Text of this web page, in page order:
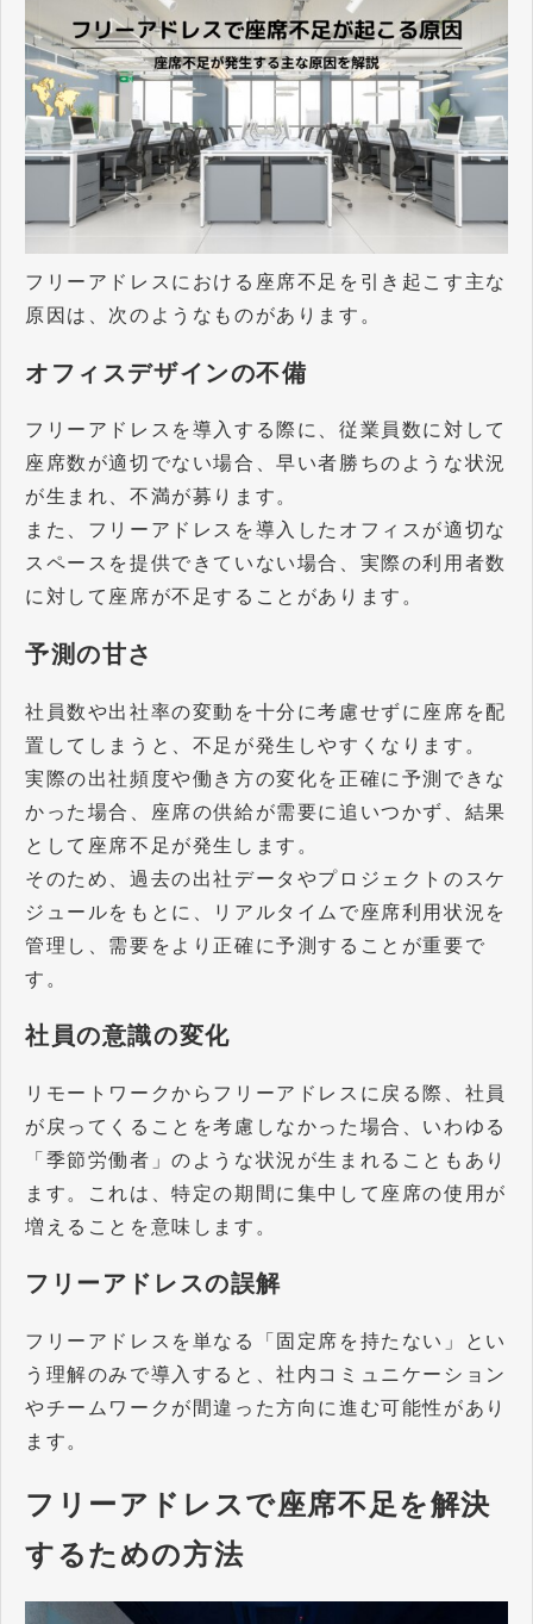
フリーアドレスにおける座席不足を引き起こす主な
原因は、次のようなものがあります。
オフィスデザインの不備
フリーアドレスを導入する際に、従業員数に対して
座席数が適切でない場合、早い者勝ちのような状況
が生まれ、不満が募ります。
また、フリーアドレスを導入したオフィスが適切な
スペースを提供できていない場合、実際の利用者数
に対して座席が不足することがあります。
予測の甘さ
社員数や出社率の変動を十分に考慮せずに座席を配
置してしまうと、不足が発生しやすくなります。
実際の出社頻度や働き方の変化を正確に予測できな
かった場合、座席の供給が需要に追いつかず、結果
として座席不足が発生します。
そのため、過去の出社データやプロジェクトのスケ
ジュールをもとに、リアルタイムで座席利用状況を
管理し、需要をより正確に予測することが重要で
す。
社員の意識の変化
リモートワークからフリーアドレスに戻る際、社員
が戻ってくることを考慮しなかった場合、いわゆる
「季節労働者」のような状況が生まれることもあり
ます。これは、特定の期間に集中して座席の使用が
増えることを意味します。
フリーアドレスの誤解
フリーアドレスを単なる「固定席を持たない」とい
う理解のみで導入すると、社内コミュニケーション
やチームワークが間違った方向に進む可能性があり
ます。
フリーアドレスで座席不足を解決
するための方法